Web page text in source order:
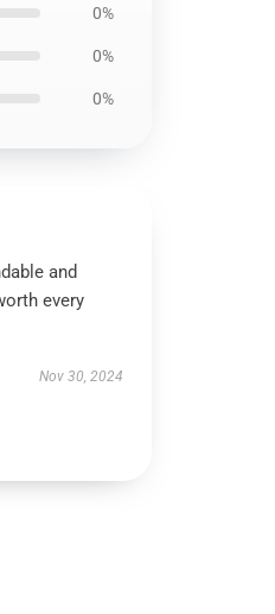
0%
0%
0%
and
every
Nov 30, 2024